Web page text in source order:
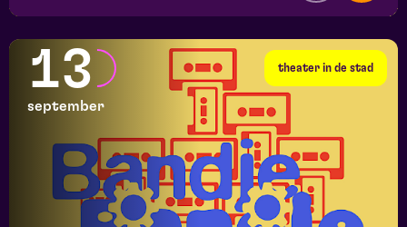
theater in de stad
13
september